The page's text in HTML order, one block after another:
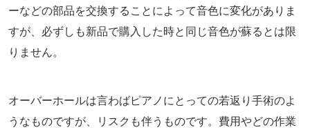
ーなどの部品を交換することによって音色に変化がありま
すが、必ずしも新品で購入した時と同じ音色が蘇るとは限
りません。
オーバーホールは言わばピアノにとっての若返り手術のよ
うなものですが、リスクも伴うものです。費用やどの作業